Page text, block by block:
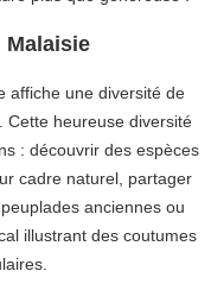
Malaisie
affiche une diversité de
Cette heureuse diversité
: découvrir des espèces
cadre naturel, partager
anciennes ou
illustrant des coutumes